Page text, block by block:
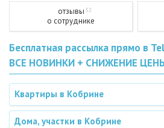
отзывы 52
о сотруднике
Бесплатная рассылка прямо в
ВСЕ НОВИНКИ + СНИЖЕНИЕ
Квартиры в Кобрине
Дома, участки в Кобрине